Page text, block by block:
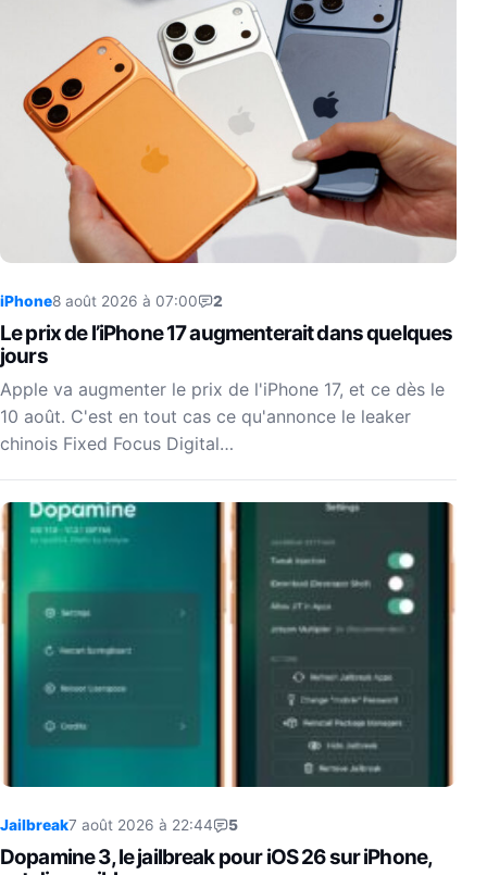
iPhone8 août 2026 à 07:00 2
Le prix de l’iPhone 17 augmenterait dans quelques
jours
Apple va augmenter le prix de l'iPhone 17, et ce dès le
10 août. C'est en tout cas ce qu'annonce le leaker
chinois Fixed Focus Digital…
Jailbreak7 août 2026 à 22:44 5
Dopamine 3, le jailbreak pour iOS 26 sur iPhone,